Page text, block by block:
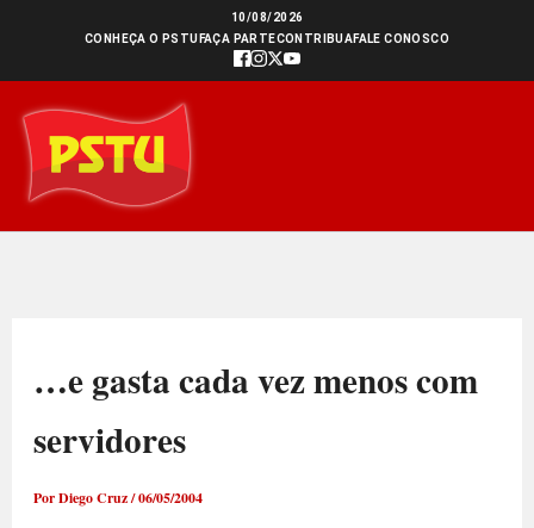
conteúdo
10/08/2026
CONHEÇA O PSTU FAÇA PARTECONTRIBUAFALE CONOSCO
…e gasta cada vez menos com
servidores
PorDiego Cruz/06/05/2004